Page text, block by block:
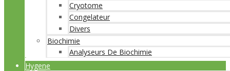
Cryotome
Congelateur
Divers
Biochimie
Analyseurs De Biochimie
Hygene